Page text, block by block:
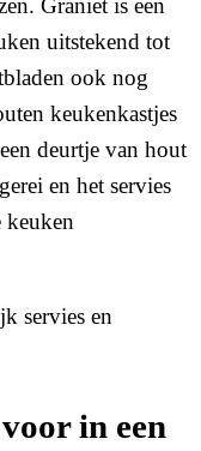
Graniet is een
uitstekend tot
ook nog
keukenkastjes
deurtje van hout
en het servies
keuken
in een